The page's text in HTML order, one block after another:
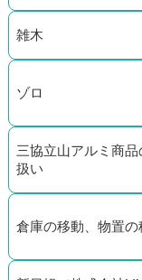
雑木
ゾロ
三協立山アルミ商品
扱い
倉庫の移動、物置の